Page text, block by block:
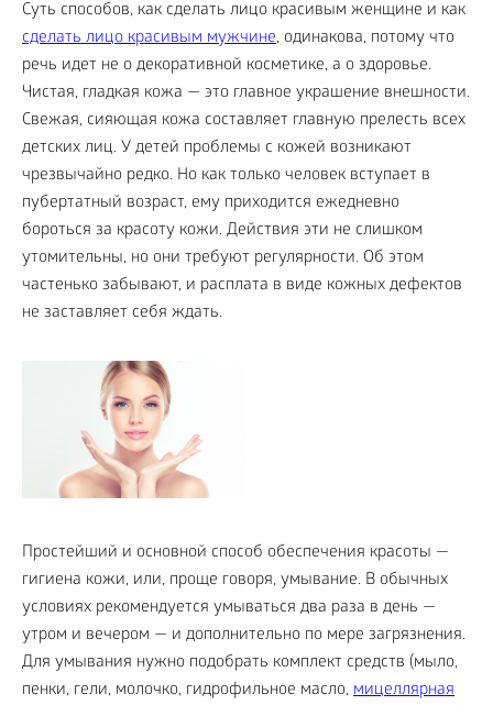
Суть способов, как сделать лицо красивым женщине и как
сделать лицо красивым мужчине, одинакова, потому что
речь идет не о декоративной косметике, а о здоровье.
Чистая, гладкая кожа — это главное украшение внешности.
Свежая, сияющая кожа составляет главную прелесть всех
детских лиц. У детей проблемы с кожей возникают
чрезвычайно редко. Но как только человек вступает в
пубертатный возраст, ему приходится ежедневно
бороться за красоту кожи. Действия эти не слишком
утомительны, но они требуют регулярности. Об этом
частенько забывают, и расплата в виде кожных дефектов
не заставляет себя ждать.
Простейший и основной способ обеспечения красоты —
гигиена кожи, или, проще говоря, умывание. В обычных
условиях рекомендуется умываться два раза в день —
утром и вечером — и дополнительно по мере загрязнения.
Для умывания нужно подобрать комплект средств (мыло,
пенки, гели, молочко, гидрофильное масло, мицеллярная